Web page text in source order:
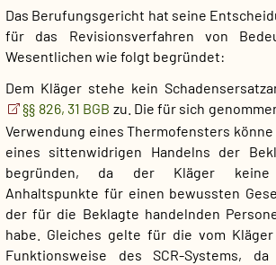
Das Berufungsgericht hat seine
für das Revisionsverfahren von
Wesentlichen wie folgt begründet:
Dem Kläger stehe kein
§§ 826, 31 BGB zu. Die für sich
Verwendung eines Thermofensters
eines sittenwidrigen Handelns der
begründen, da der Kläger keine
Anhaltspunkte für einen bewussten
der für die Beklagte handelnden
habe. Gleiches gelte für die vom
Funktionsweise des SCR-Systems,